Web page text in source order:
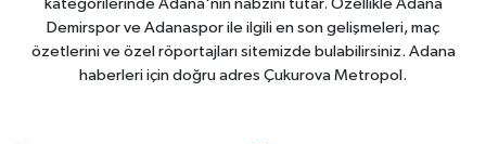
kategorilerinde Adana'nın nabzını tutar. Özellikle Adana
Demirspor ve Adanaspor ile ilgili en son gelişmeleri, maç
özetlerini ve özel röportajları sitemizde bulabilirsiniz. Adana
haberleri için doğru adres Çukurova Metropol.